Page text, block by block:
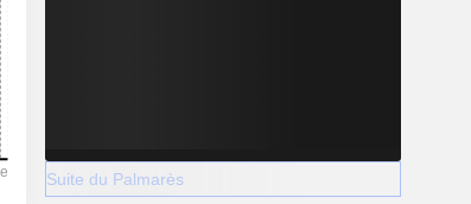
Suite du Palmarès